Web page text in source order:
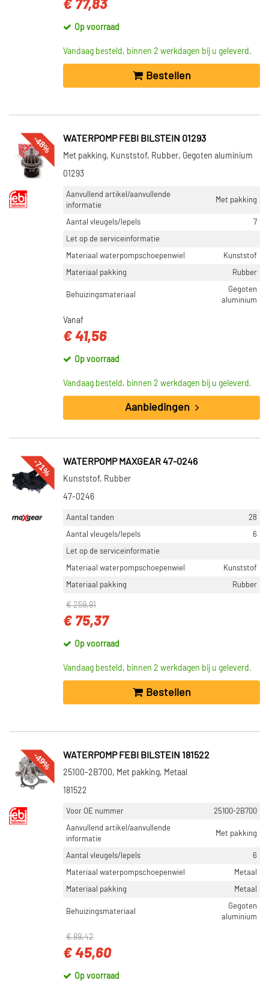
€ 77,83
Op voorraad
Vandaag besteld, binnen 2 werkdagen bij u geleverd.
Bestellen
-48% WATERPOMP FEBI BILSTEIN 01293
Met pakking, Kunststof, Rubber, Gegoten aluminium
01293
Aanvullend artikel/aanvullende
informatie
Met pakking
Aantal vleugels/lepels
7
Let op de serviceinformatie
Materiaal waterpompschoepenwiel
Kunststof
Materiaal pakking
Rubber
Behuizingsmateriaal
Gegoten
aluminium
Vanaf
€ 41,56
Op voorraad
Vandaag besteld, binnen 2 werkdagen bij u geleverd.
Aanbiedingen
-71% WATERPOMP MAXGEAR 47-0246
Kunststof, Rubber
47-0246
Aantal tanden
28
Aantal vleugels/lepels
6
Let op de serviceinformatie
Materiaal waterpompschoepenwiel
Kunststof
Materiaal pakking
Rubber
€ 259,91
€ 75,37
Op voorraad
Vandaag besteld, binnen 2 werkdagen bij u geleverd.
Bestellen
-49% WATERPOMP FEBI BILSTEIN 181522
25100-2B700, Met pakking, Metaal
181522
Voor OE nummer
25100-2B700
Aanvullend artikel/aanvullende
informatie
Met pakking
Aantal vleugels/lepels
6
Materiaal waterpompschoepenwiel
Metaal
Materiaal pakking
Metaal
Behuizingsmateriaal
Gegoten
aluminium
€ 89,42
€ 45,60
Op voorraad